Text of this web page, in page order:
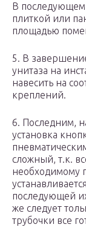
В последующем
плиткой или
площадью
5. В
унитаза на
навесить на
креплений.
6. Последним,
установка
сложный, т.к.
необходимому
последующей
же следует
трубочки все